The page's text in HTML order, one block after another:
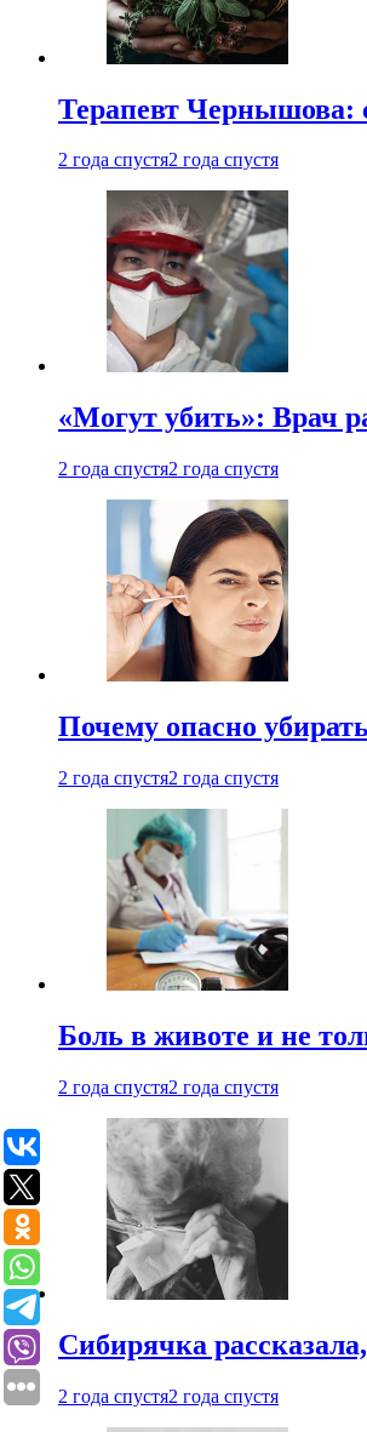
Терапевт Чернышова:
2 года спустя2 года спустя
«Могут убить»: Врач
2 года спустя2 года спустя
Почему опасно
2 года спустя2 года спустя
Боль в животе и не
2 года спустя2 года спустя
Сибирячка
2 года спустя2 года спустя